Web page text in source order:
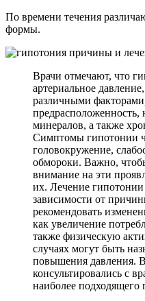
По времени течения
формы.
Врачи отмечают, что
артериальное
различными
предрасположенность,
минералов, а также
Симптомы гипотонии
головокружение,
обмороки. Важно,
внимание на эти
их. Лечение гипотонии
зависимости от
рекомендовать
как увеличение
также физическую
случаях могут быть
повышения давления.
консультировались с
наиболее подходящего